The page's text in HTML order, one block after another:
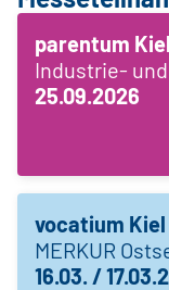
parentum Kiel
Industrie-
25.09.2026
vocatium Kiel
MERKUR
16.03. /